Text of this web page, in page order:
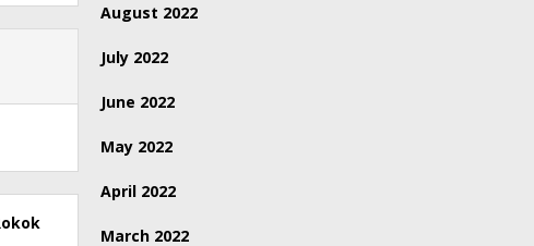
August 2022
July 2022
June 2022
May 2022
April 2022
March 2022